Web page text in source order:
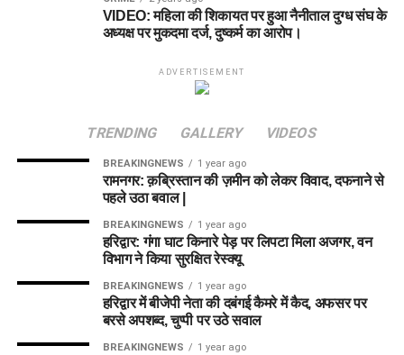
VIDEO: महिला की शिकायत पर हुआ नैनीताल दुग्ध संघ के
अध्यक्ष पर मुकदमा दर्ज, दुष्कर्म का आरोप।
ADVERTISEMENT
TRENDING GALLERY VIDEOS
BREAKINGNEWS 1 year ago
रामनगर: क़ब्रिस्तान की ज़मीन को लेकर विवाद, दफनाने से
पहले उठा बवाल |
BREAKINGNEWS 1 year ago
हरिद्वार: गंगा घाट किनारे पेड़ पर लिपटा मिला अजगर, वन
विभाग ने किया सुरक्षित रेस्क्यू
BREAKINGNEWS 1 year ago
हरिद्वार में बीजेपी नेता की दबंगई कैमरे में कैद, अफसर पर
बरसे अपशब्द, चुप्पी पर उठे सवाल
BREAKINGNEWS 1 year ago